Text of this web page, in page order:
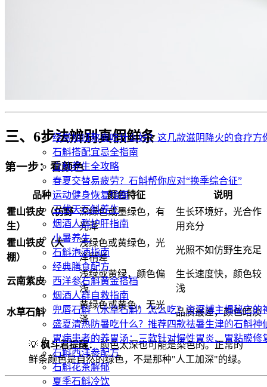
经常加班熬夜吃什么好？这几款滋阴降火的食疗方
石斛搭配宜忌全指南
立秋养生全攻略
春夏交替易疲劳？石斛帮你应对“换季综合征”
运动健身恢复指南
三伏天石斛养生
烟酒人群护肝指南
小暑养生
石斛泡酒指南
经典膳食配方
西洋参石斛黄金搭档
烟酒人群自救指南
兜唇石斛（水草石斛）怎么吃？资深博主揭秘它的
盛夏清热防暑吃什么？推荐四款祛暑生津的石斛神
胃病患者的养胃汤：三款针对慢性胃炎、胃粘膜修
石斛西洋参配方
石斛花茶解郁
夏季石斛冷饮
三、6步法辨别真假鲜条
第一步：看颜色
品种 颜色特征
说明
霍山铁皮（仿野
生）
深绿色或墨绿色，有
光泽
生长环境好，光合作
用充分
霍山铁皮（大
棚）
浅绿色或黄绿色，光
泽稍差
光照不如仿野生充足
云南紫皮
浅绿或黄绿，颜色偏
浅
生长速度快，颜色较
浅
水草石斛
黄绿色或黄色，无光
泽
品质最差，颜色暗淡
💡 枫斗君提醒：颜色太深也可能是染色的。正常的
鲜条颜色是自然的绿色，不是那种"人工加深"的绿。